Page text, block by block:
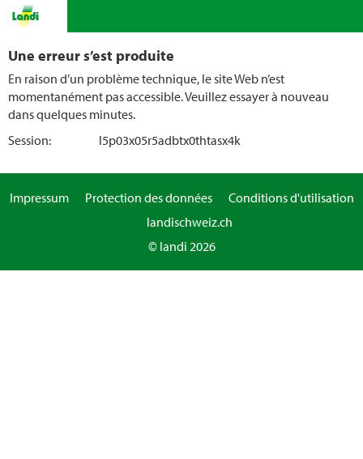
Une erreur s’est produite
En raison d’un problème technique, le site Web n’est
momentanément pas accessible. Veuillez essayer à nouveau
dans quelques minutes.
Session:
l5p03x05r5adbtx0thtasx4k
Impressum Protection des données
Conditions d'utilisation
landischweiz.ch
© landi 2026